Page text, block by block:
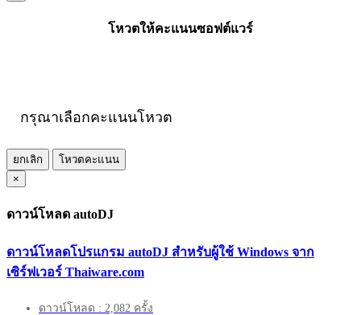
โหวตให้คะแนนซอฟต์แวร์
กรุณาเลือกคะแนนโหวต
ยกเลิก
โหวตคะแนน
×
ดาวน์โหลด autoDJ
ดาวน์โหลดโปรแกรม autoDJ สำหรับผู้ใช้ Windows จาก
เซิร์ฟเวอร์ Thaiware.com
ดาวน์โหลด : 2,082 ครั้ง